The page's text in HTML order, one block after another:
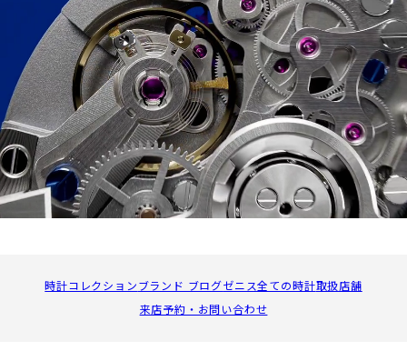
発表した世界初の自動巻クロノグラフムーブメント、エル・
プリメロは、比類なき精度と高振動の性能によって世界にそ
の名を知られています。
ゼニスのタイムピースには、イノベーションと卓越したクラ
フツマンシップに対する情熱が表れています。「クロノマス
ター」は高精度クロノグラフに関するゼニスの優れた技術を
物語り、「デファイ」は技術革新と大胆なデザインの融合を
実現しています。そして、ゼニスと航空界の深い結びつきを
讃える「パイロット」は、個性豊かなデザインが冒険心をか
クロノメトリーにおいて、2,333件もの賞という類を見ない
受賞歴は、ゼニスの精度に対する揺るぎない姿勢と卓越性の
時計コレクションブランド ブログゼニス全ての時計取扱店舗
来店予約・お問い合わせ